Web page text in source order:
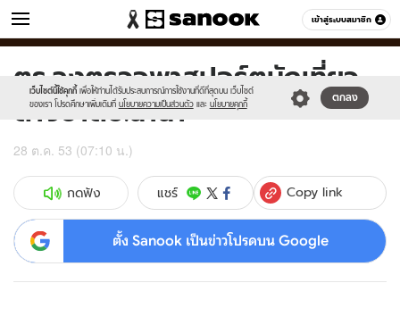
เข้าสู่ระบบสมาชิก
ข่าว หมวดอื่นๆ
เว็บไซต์นี้ใช้คุกกี้ เพื่อให้ท่านได้รับประสบการณ์การใช้งานที่ดีที่สุดบน เว็บไซต์
ของเรา โปรดศึกษาเพิ่มเติมที่ นโยบายความเป็นส่วนตัว และ นโยบายคุกกี้
ตกลง
Sanook
//s.isanook.com/sr/0/images/logo-
new-
sanook.png
600
60
ตร.ลงตรวจพาสปอร์ตนักเที่ยว
ต่างชาติซ.นานา
28 ต.ค. 53 (07:10 น.)
กดฟัง แชร์ Copy link
ตั้ง Sanook เป็นข่าวโปรดบน Google